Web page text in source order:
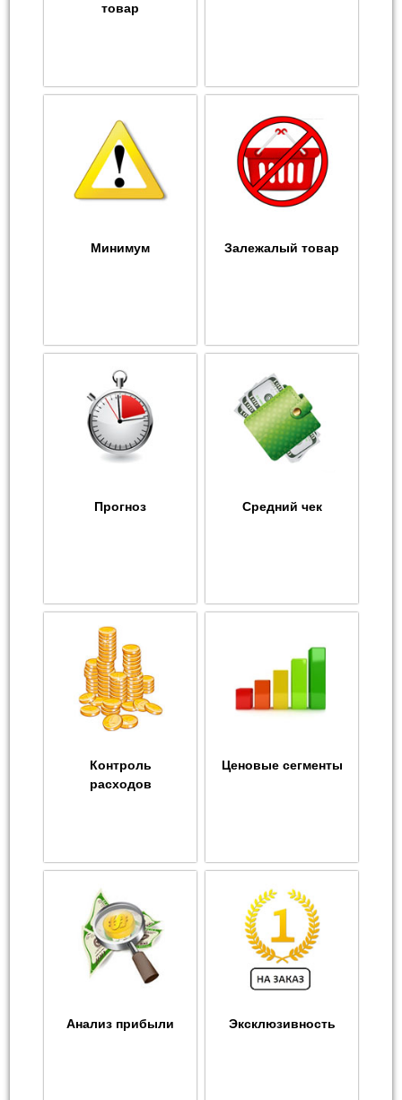
товар
Минимум Залежалый товар
Прогноз Средний чек
Контроль
расходов
Ценовые сегменты
Анализ прибыли Эксклюзивность